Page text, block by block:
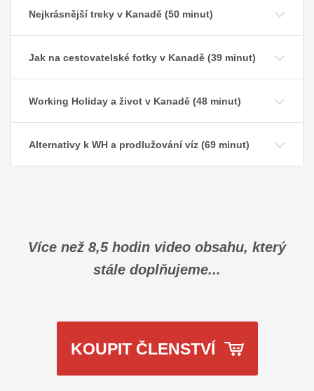
Nejkrásnější treky v Kanadě (50 minut)
Jak na cestovatelské fotky v Kanadě (39 minut)
Working Holiday a život v Kanadě (48 minut)
Alternativy k WH a prodlužování víz (69 minut)
Více než 8,5 hodin video obsahu, který
stále doplňujeme...
KOUPIT ČLENSTVÍ